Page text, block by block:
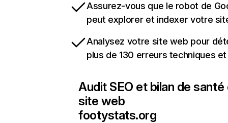
Assurez-vous que le robot de
peut explorer et indexer votre
Analysez votre site web pour
plus de 130 erreurs techniques et
Audit SEO et bilan de santé
site web
footystats.org